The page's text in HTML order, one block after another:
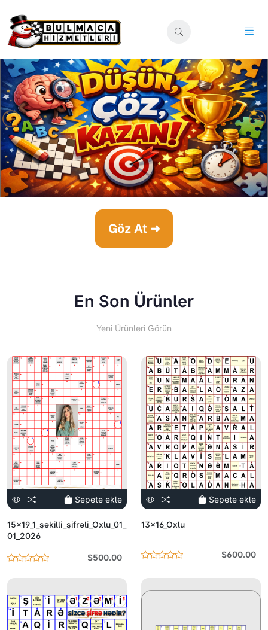
Göz At ➜
En Son Ürünler
Yeni Ürünleri Görün
Sepete ekle
15x19_1_şəkilli_şifrəli_Oxlu_01_
01_2026
$500.00
Sepete ekle
13x16_Oxlu
$600.00